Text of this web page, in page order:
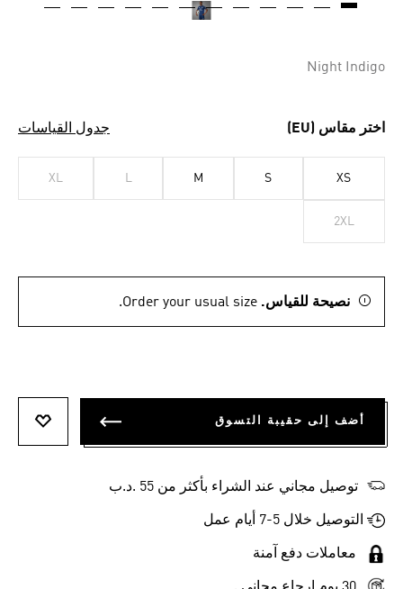
Night Indigo
اختر مقاس (EU) جدول القياسات
XS
S
M
L
XL
2XL
نصيحة للقياس. Order your usual size.
أضف إلى حقيبة التسوق
توصيل مجاني عند الشراء بأكثر من 55 .د.ب‎
التوصيل خلال 5-7 أيام عمل
معاملات دفع آمنة